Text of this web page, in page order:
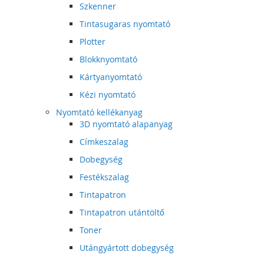
Szkenner
Tintasugaras nyomtató
Plotter
Blokknyomtató
Kártyanyomtató
Kézi nyomtató
Nyomtató kellékanyag
3D nyomtató alapanyag
Címkeszalag
Dobegység
Festékszalag
Tintapatron
Tintapatron utántöltő
Toner
Utángyártott dobegység